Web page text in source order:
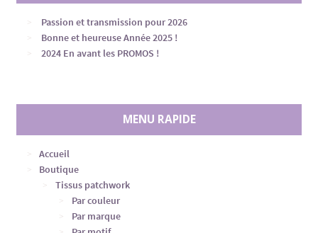
Passion et transmission pour 2026
Bonne et heureuse Année 2025 !
2024 En avant les PROMOS !
MENU RAPIDE
Accueil
Boutique
Tissus patchwork
Par couleur
Par marque